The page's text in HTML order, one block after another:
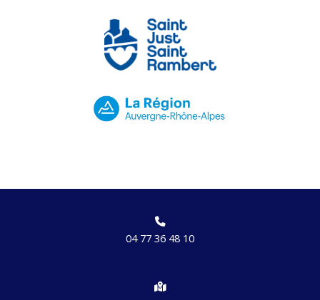
04 77 36 48 10